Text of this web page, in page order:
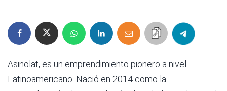
Asinolat, es un emprendimiento pionero a nivel
Latinoamericano. Nació en 2014 como la